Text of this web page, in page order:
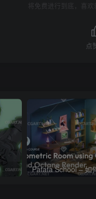
将免费进行到底，喜
点